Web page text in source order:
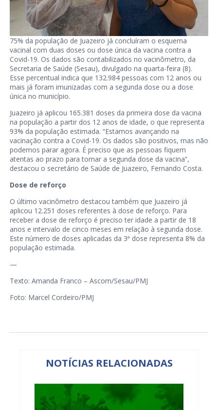
75% da população de Juazeiro já concluíram o esquema
vacinal com duas doses ou dose única da vacina contra a
Covid-19. Os dados são contabilizados no vacinômetro, da
Secretaria de Saúde (Sesau), divulgado na quarta-feira (8).
Esse percentual indica que 132.984 pessoas com 12 anos ou
mais já foram imunizadas com a segunda dose ou a dose
única no município.
Juazeiro já aplicou 165.381 doses da primeira dose da vacina
na população a partir dos 12 anos de idade, o que representa
93% da população estimada. “Estamos avançando na
vacinação contra a Covid-19. Os dados são positivos, mas não
podemos parar agora. É preciso que as pessoas fiquem
atentas ao prazo para tomar a segunda dose da vacina”,
destacou o secretário de Saúde de Juazeiro, Fernando Costa.
Dose de reforço
O último vacinômetro destacou também que Juazeiro já
aplicou 12.251 doses referentes à dose de reforço. Para
receber a dose de reforço é preciso ter idade a partir de 18
anos e intervalo de cinco meses em relação à segunda dose.
Este número de doses aplicadas da 3ª dose representa 8% da
população estimada.
—
Texto: Amanda Franco – Ascom/Sesau/PMJ
Foto: Marcel Cordeiro/PMJ
NOTÍCIAS RELACIONADAS